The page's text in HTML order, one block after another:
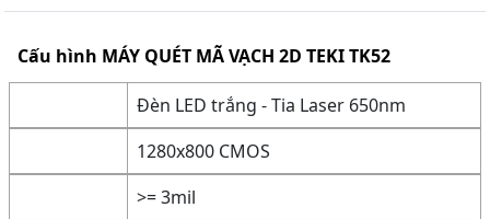
Cấu hình MÁY QUÉT MÃ VẠCH 2D TEKI TK52
Đèn LED trắng - Tia Laser 650nm
1280x800 CMOS
>= 3mil